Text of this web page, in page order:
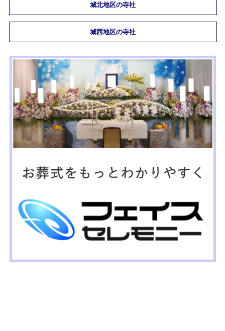
城北地区の寺社
城西地区の寺社